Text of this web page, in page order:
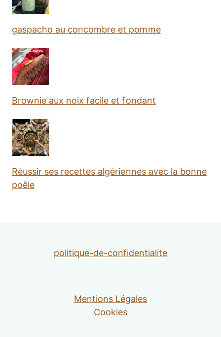
gaspacho au concombre et pomme
Brownie aux noix facile et fondant
Réussir ses recettes algériennes avec la bonne
poêle
politique-de-confidentialite
Mentions Légales
Cookies